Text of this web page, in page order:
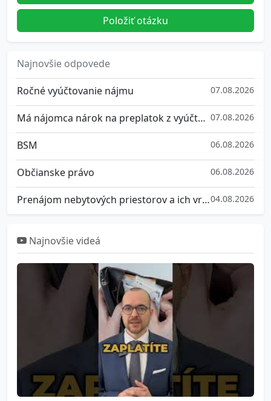
Položiť otázku
Najnovšie odpovede
Ročné vyúčtovanie nájmu 07.08.2026
Má nájomca nárok na preplatok z vyúčtovania služieb spojených s užívaním bytu? 07.08.2026
BSM 06.08.2026
Občianske právo 06.08.2026
Prenájom nebytových priestorov a ich vrátenie04.08.2026
Najnovšie videá